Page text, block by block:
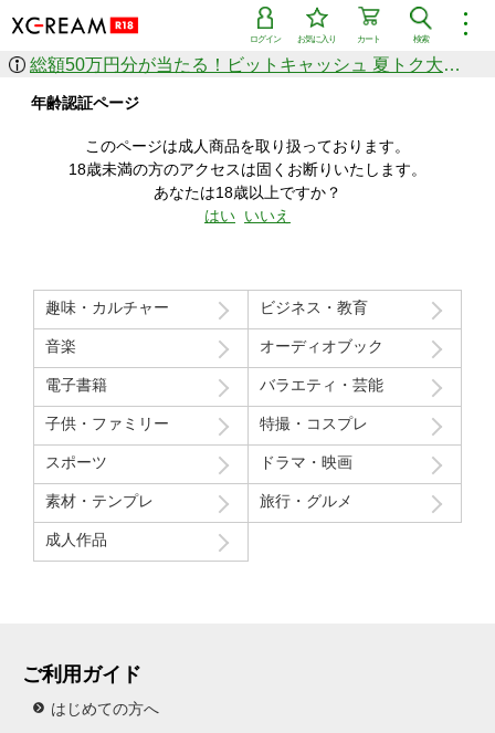
︙
検索
カート
お気に入り
ログイン
作品を探す
ジャンル
シリーズ
人気のセール中商品
新着セール中商品
すべての作品から探す
価格の安い順
価格の高い順
月間ランキング
年間ランキング
総額50万円分が当たる！ビットキャッシュ 夏トク大感謝祭
年齢認証ページ
このページは成人商品を取り扱っております。
18歳未満の方のアクセスは固くお断りいたします。
あなたは18歳以上ですか？
はい いいえ
趣味・カルチャー ビジネス・教育
音楽 オーディオブック
電子書籍 バラエティ・芸能
子供・ファミリー 特撮・コスプレ
スポーツ ドラマ・映画
素材・テンプレ 旅行・グルメ
成人作品
ご利用ガイド
はじめての方へ